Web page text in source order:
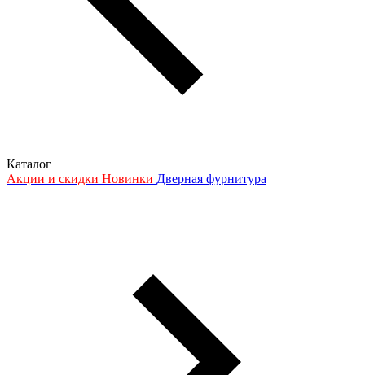
Каталог
Акции и скидки Новинки Дверная фурнитура